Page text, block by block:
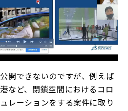
開できないのですが、例えば
など、閉鎖空間におけるコロ
レーションをする案件に取り